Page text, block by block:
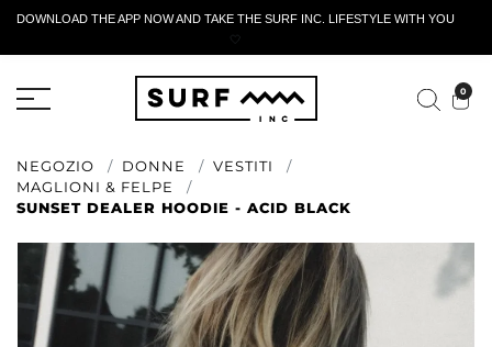
DOWNLOAD THE APP NOW AND TAKE THE SURF INC. LIFESTYLE WITH YOU
🤍
0
NEGOZIO DONNE
VESTITI
MAGLIONI & FELPE
SUNSET DEALER HOODIE - ACID BLACK
MODULO DI RESTITUZIONE ATTIVO